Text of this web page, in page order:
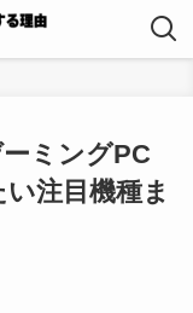
ミングPC
注目機種ま